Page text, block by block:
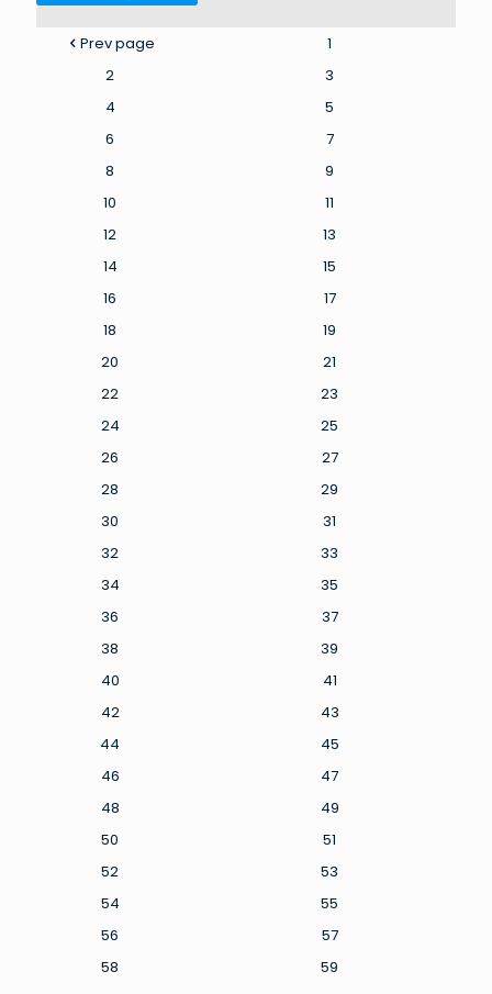
Prev page
1
2
3
4
5
6
7
8
9
10
11
12
13
14
15
16
17
18
19
20
21
22
23
24
25
26
27
28
29
30
31
32
33
34
35
36
37
38
39
40
41
42
43
44
45
46
47
48
49
50
51
52
53
54
55
56
57
58
59